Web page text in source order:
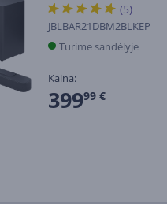
(5)
JBLBAR21DBM2BLKEP
Turime sandėlyje
Kaina:
39999 €